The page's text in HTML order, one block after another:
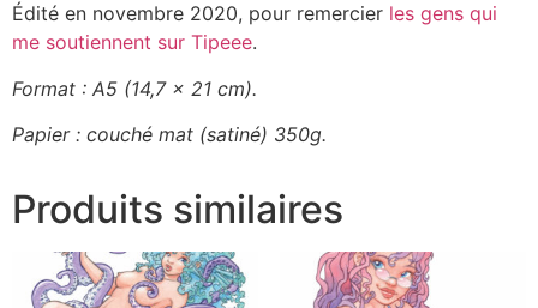
Édité en novembre 2020, pour remercier les gens qui
me soutiennent sur Tipeee.
Format : A5 (14,7 x 21 cm).
Papier : couché mat (satiné) 350g.
Produits similaires